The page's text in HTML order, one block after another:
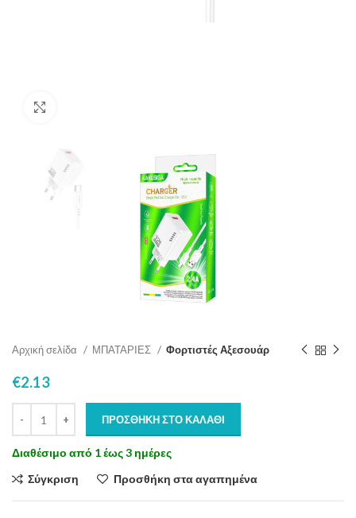
Αρχική σελίδα ΜΠΑΤΑΡΙΕΣ Φορτιστές Αξεσουάρ
€2.13
ΠΡΟΣΘΉΚΗ ΣΤΟ ΚΑΛΆΘΙ
Διαθέσιμο από 1 έως 3 ημέρες
Σύγκριση
Προσθήκη στα αγαπημένα